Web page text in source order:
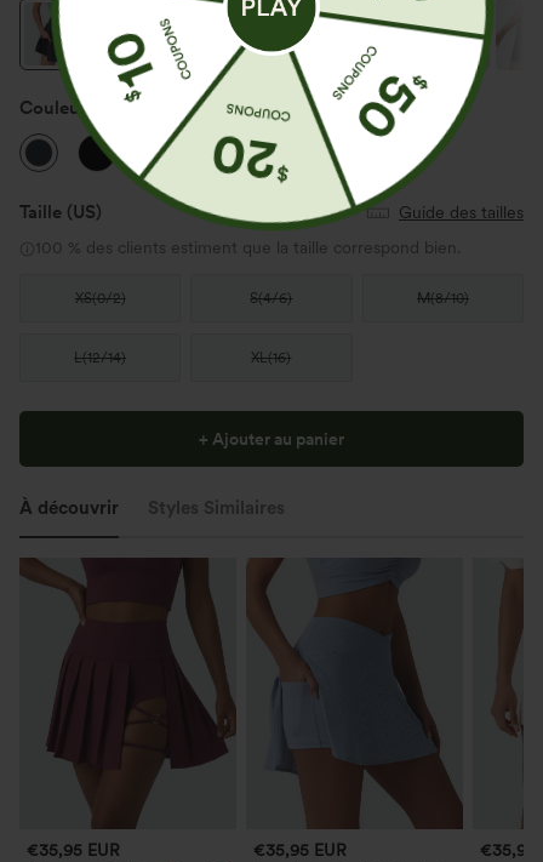
Couleur Dark Sapphire
Taille (US)
Guide des tailles
100 % des clients estiment que la taille correspond bien.
XS(0/2) S(4/6) M(8/10)
L(12/14) XL(16)
+ Ajouter au panier
À découvrir Styles Similaires
€35,95 EUR €35,95 EUR €35,95